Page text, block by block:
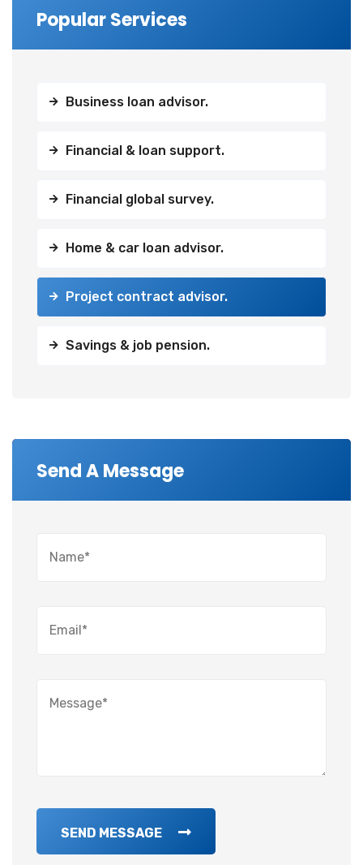
Popular Services
Business loan advisor.
Financial & loan support.
Financial global survey.
Home & car loan advisor.
Project contract advisor.
Savings & job pension.
Send A Message
SEND MESSAGE